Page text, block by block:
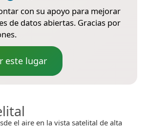
con su apoyo para mejorar
de datos abiertas. Gracias por
este lugar
el aire en la vista satelital de alta